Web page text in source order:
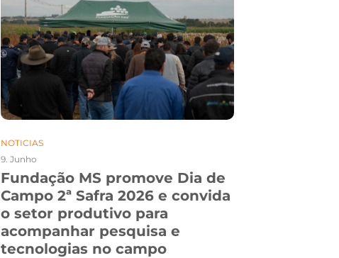
NOTICIAS
9. Junho
Fundação MS promove Dia de
Campo 2ª Safra 2026 e convida
o setor produtivo para
acompanhar pesquisa e
tecnologias no campo